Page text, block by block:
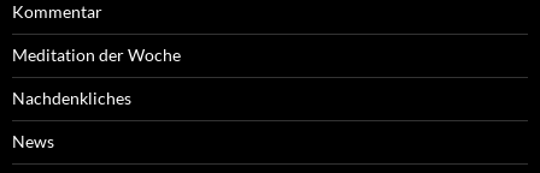
Kommentar
Meditation der Woche
Nachdenkliches
News